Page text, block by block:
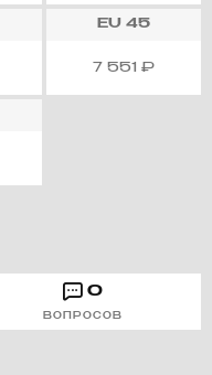
EU 45
7 551 ₽
0
ВОПРОСОВ